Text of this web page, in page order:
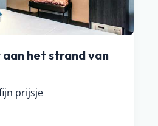
het strand van
prijsje